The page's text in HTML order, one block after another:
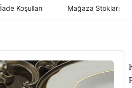
İade Koşulları Mağaza Stokları